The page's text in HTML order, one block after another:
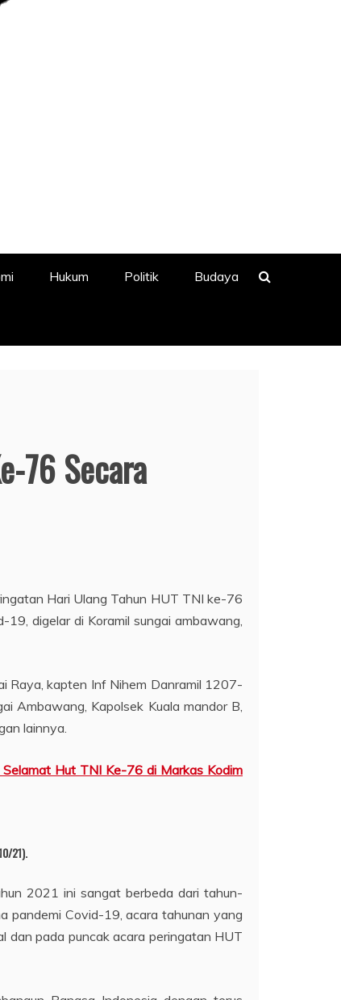
Hukum Politik Budaya
76 Secara
Hari Ulang Tahun HUT TNI ke-76
digelar di Koramil sungai ambawang,
Raya, kapten Inf Nihem Danramil 1207-
Ambawang, Kapolsek Kuala mandor B,
lainnya.
Hut TNI Ke-76 di Markas Kodim
21).
2021 ini sangat berbeda dari tahun-
pandemi Covid-19, acara tahunan yang
dan pada puncak acara peringatan HUT